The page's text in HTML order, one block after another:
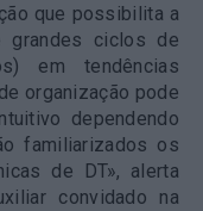
que possibilita a
grandes ciclos de
em tendências
organização pode
dependendo
familiarizados os
de DT», alerta
convidado na